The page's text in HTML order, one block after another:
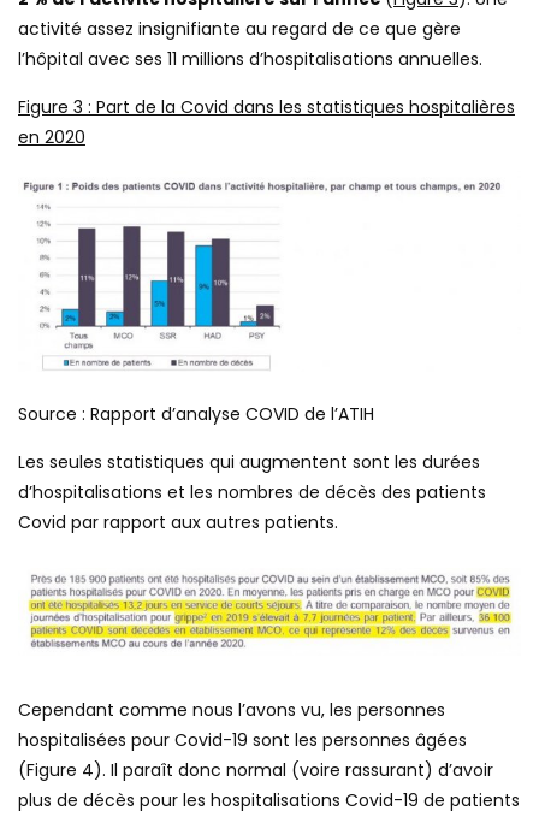
activité assez insignifiante au regard de ce que gère
l’hôpital avec ses 11 millions d’hospitalisations annuelles.
Figure 3 : Part de la Covid dans les statistiques hospitalières
en 2020
Source : Rapport d’analyse COVID de l’ATIH
Les seules statistiques qui augmentent sont les durées
d’hospitalisations et les nombres de décès des patients
Covid par rapport aux autres patients.
Cependant comme nous l’avons vu, les personnes
hospitalisées pour Covid-19 sont les personnes âgées
(Figure 4). Il paraît donc normal (voire rassurant) d’avoir
plus de décès pour les hospitalisations Covid-19 de patients